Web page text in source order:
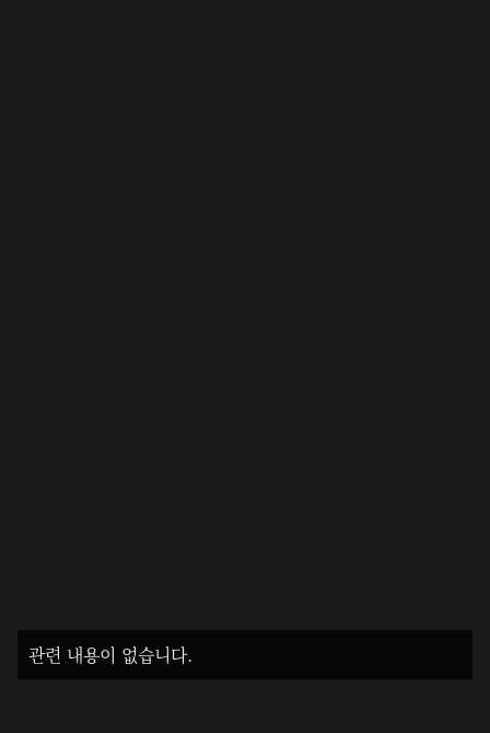
관련 내용이 없습니다.